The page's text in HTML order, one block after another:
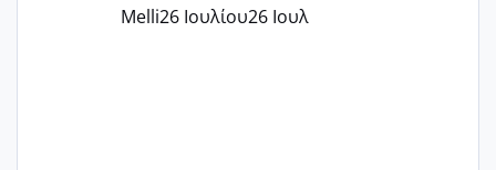
Εγώ πήγα σε έναν ιδιωτικό παιδικό στ
Melli26 Ιουλίου26 Ιουλ